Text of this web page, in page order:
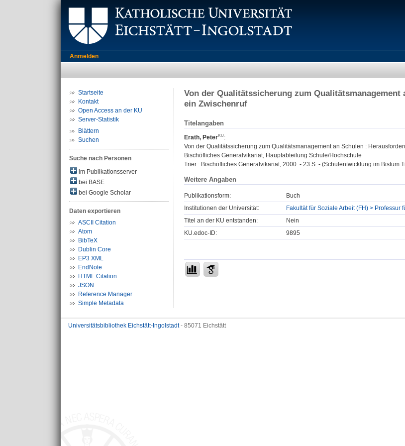
Anmelden
Startseite
Kontakt
Open Access an der KU
Server-Statistik
Blättern
Suchen
Suche nach Personen
im Publikationsserver
bei BASE
bei Google Scholar
Daten exportieren
ASCII Citation
Atom
BibTeX
Dublin Core
EP3 XML
EndNote
HTML Citation
JSON
Reference Manager
Simple Metadata
Von der Qualitätssicherung zum
ein Zwischenruf
Titelangaben
Erath, Peter
:
Von der Qualitätssicherung zum Qualitätsmanagement an Schulen :
Bischöfliches Generalvikariat, Hauptabteilung Schule/Hochschule
Trier : Bischöfliches Generalvikariat, 2000. - 23 S. - (Schulentwicklung im Bistum
Weitere Angaben
Publikationsform:
Buch
Institutionen der Universität:
Fakultät für Soziale Arbeit (FH) >
Titel an der KU entstanden:
Nein
KU.edoc-ID:
9895
Universitätsbibliothek Eichstätt-Ingolstadt- 85071 Eichstätt